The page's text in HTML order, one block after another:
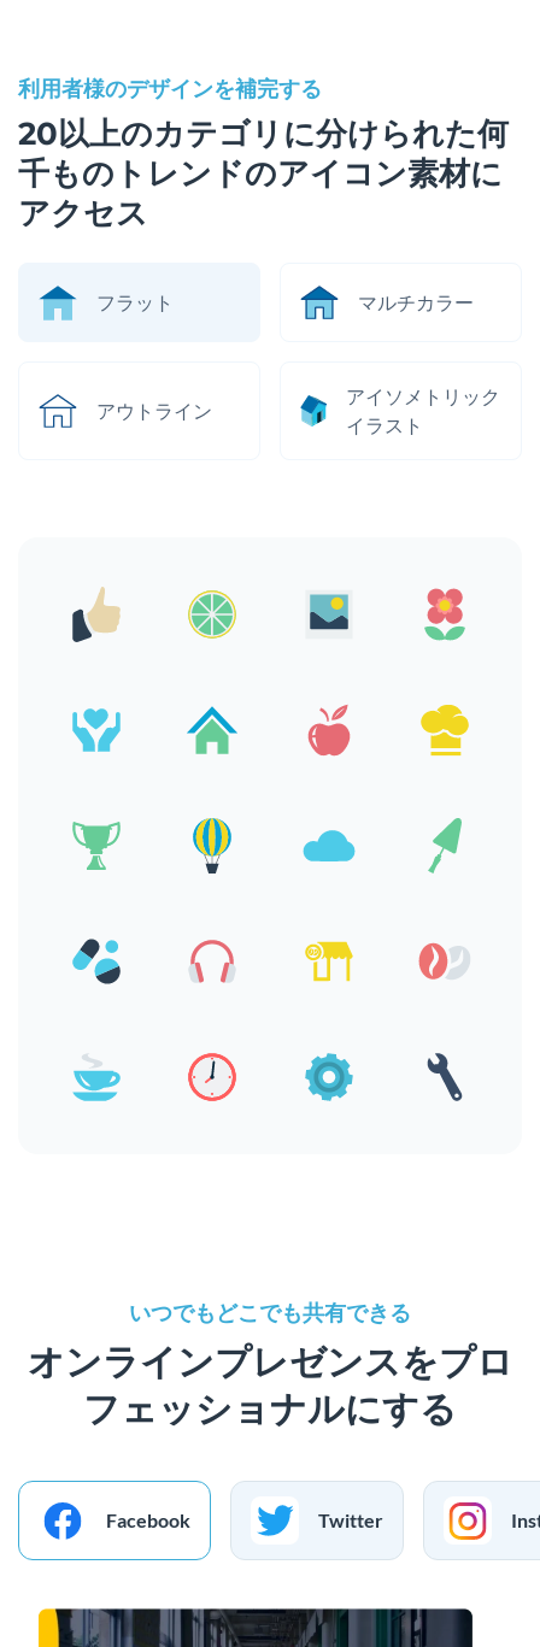
利用者様のデザインを補完する
20以上のカテゴリに分けられた何
千ものトレンドのアイコン素材に
アクセス
フラット マルチカラー
アウトライン
アイソメトリック
イラスト
いつでもどこでも共有できる
オンラインプレゼンスをプロ
フェッショナルにする
Facebook Twitter